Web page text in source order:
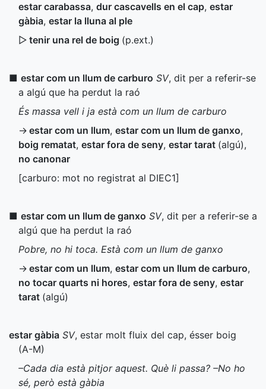
estar carabassa, dur cascavells en el cap, estar
gàbia, estar la lluna al ple
▷ tenir una rel de boig (p.ext.)
■ estar com un llum de carburo SV, dit per a referir-se
a algú que ha perdut la raó
És massa vell i ja està com un llum de carburo
→ estar com un llum, estar com un llum de ganxo,
boig rematat, estar fora de seny, estar tarat (algú),
no canonar
[carburo: mot no registrat al DIEC1]
■ estar com un llum de ganxo SV, dit per a referir-se a
algú que ha perdut la raó
Pobre, no hi toca. Està com un llum de ganxo
→ estar com un llum, estar com un llum de carburo,
no tocar quarts ni hores, estar fora de seny, estar
tarat (algú)
estar gàbia SV, estar molt fluix del cap, ésser boig
(A-M)
–Cada dia està pitjor aquest. Què li passa? –No ho
sé, però està gàbia